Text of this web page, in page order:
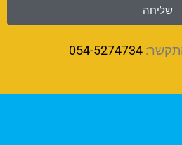
שליחה
054-5274734